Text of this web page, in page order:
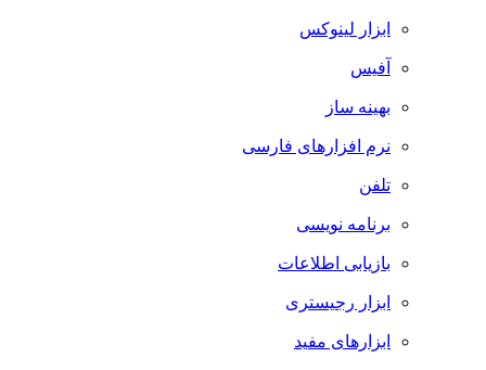
ابزار لینوکس
آفیس
بهینه ساز
نرم افزارهای فارسی
تلفن
برنامه نویسی
بازیابی اطلاعات
ابزار رجیستری
ابزارهای مفید